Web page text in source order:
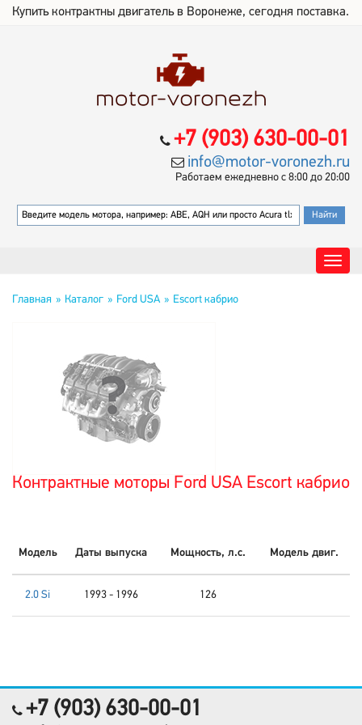
Купить контрактны двигатель в Воронеже, сегодня поставка.
+7 (903) 630-00-01
info@motor-voronezh.ru
Работаем ежедневно с 8:00 до 20:00
Главная Каталог Ford USA Escort кабрио
Контрактные моторы Ford USA Escort кабрио
Модель Даты выпуска Мощность, л.с. Модель двиг.
2.0 Si 1993 - 1996 126
+7 (903) 630-00-01